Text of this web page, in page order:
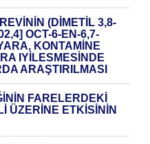
(DİMETİL 3,8-
OCT-6-EN-6,7-
KONTAMİNE
IYİLESMESİNDE
ARAŞTIRILMASI
FARELERDEKI
ÜZERINE ETKISININ